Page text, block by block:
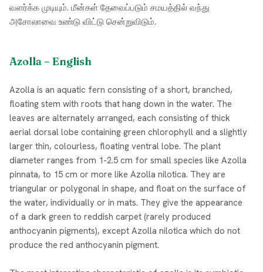
வளர்க்க முடியும். மீன்கள் தேவைப்படும் சமயத்தில் வந்து
அசோலாவை உண்டு விட்டு சென்றுவிடும்.
Azolla – English
Azolla is an aquatic fern consisting of a short, branched,
floating stem with roots that hang down in the water. The
leaves are alternately arranged, each consisting of thick
aerial dorsal lobe containing green chlorophyll and a slightly
larger thin, colourless, floating ventral lobe. The plant
diameter ranges from 1-2.5 cm for small species like Azolla
pinnata, to 15 cm or more like Azolla nilotica. They are
triangular or polygonal in shape, and float on the surface of
the water, individually or in mats. They give the appearance
of a dark green to reddish carpet (rarely produced
anthocyanin pigments), except Azolla nilotica which do not
produce the red anthocyanin pigment.